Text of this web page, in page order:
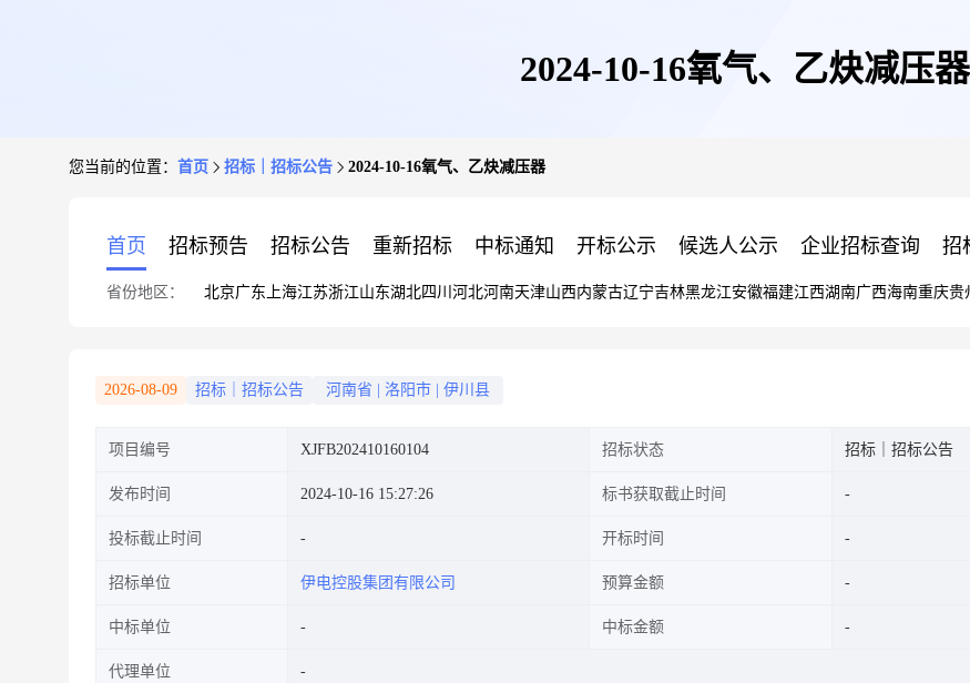
2024-10-16氧气、乙炔减压器
您当前的位置： 首页 招标｜招标公告 2024-10-16氧气、乙炔减压器
首页 招标预告 招标公告 重新招标 中标通知 开标公示 候选人公示 企业招标查询 招
省份地区： 北京广东 上海江苏浙江山东湖北四川 河北河南天津山西内蒙古辽宁吉林黑龙江安徽福建江西湖南广西海南重庆贵
2026-08-09 招标｜招标公告 河南省 洛阳市 伊川县
项目编号 XJFB202410160104 招标状态 招标｜招标公告
发布时间 2024-10-16 15:27:26 标书获取截止时间
投标截止时间 开标时间
招标单位 伊电控股集团有限公司 预算金额
中标单位 中标金额
代理单位